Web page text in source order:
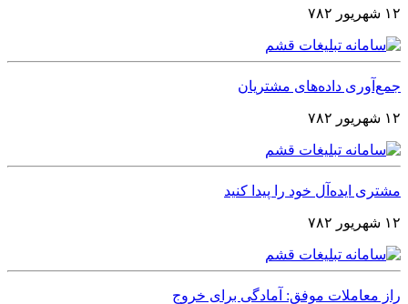
۱۲ شهریور ۷۸۲
جمع‌آوری داده‌های مشتریان
۱۲ شهریور ۷۸۲
مشتری ایده‌آل خود را پیدا کنید
۱۲ شهریور ۷۸۲
راز معاملات موفق: آمادگی برای خروج